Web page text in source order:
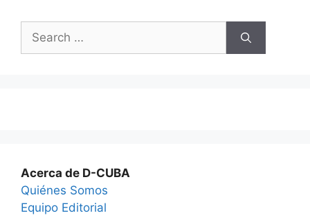
Search
for:
Acerca de D-CUBA
Quiénes Somos
Equipo Editorial